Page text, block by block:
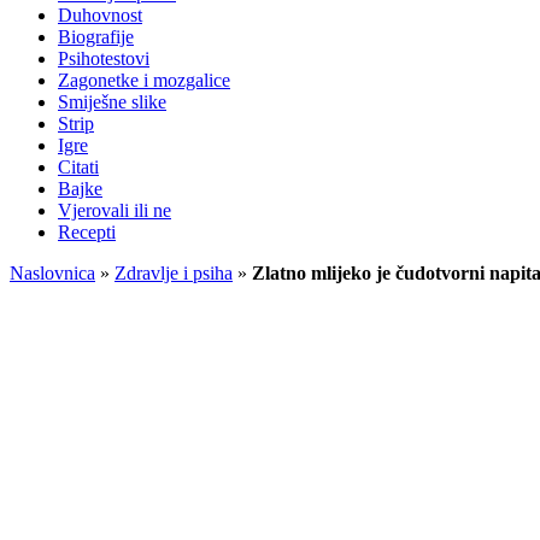
Duhovnost
Biografije
Psihotestovi
Zagonetke i mozgalice
Smiješne slike
Strip
Igre
Citati
Bajke
Vjerovali ili ne
Recepti
Naslovnica » Zdravlje i psiha » Zlatno mlijeko je čudotvorni